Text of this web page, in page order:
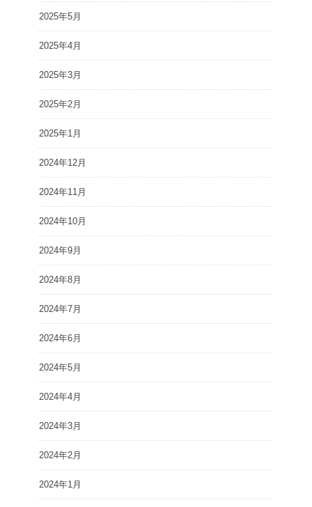
2025年5月
2025年4月
2025年3月
2025年2月
2025年1月
2024年12月
2024年11月
2024年10月
2024年9月
2024年8月
2024年7月
2024年6月
2024年5月
2024年4月
2024年3月
2024年2月
2024年1月